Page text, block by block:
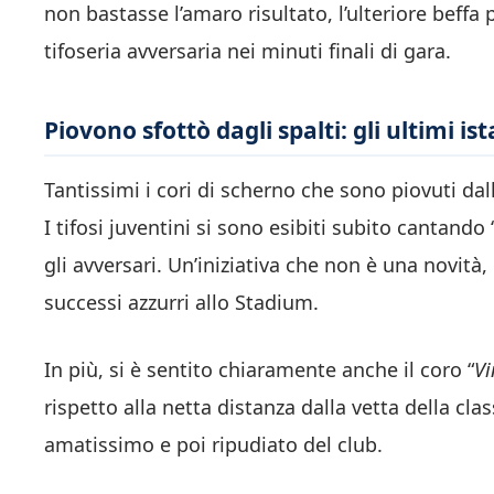
non bastasse l’amaro risultato, l’ulteriore
tifoseria avversaria nei minuti finali di gara.
Piovono sfottò dagli spalti: gli ultimi
Tantissimi i cori di scherno che sono piovuti
I tifosi juventini si sono esibiti subito cantando
gli avversari. Un’iniziativa che non è una
successi azzurri allo Stadium.
In più, si è sentito chiaramente anche il coro “
rispetto alla netta distanza dalla vetta della
amatissimo e poi ripudiato del club.